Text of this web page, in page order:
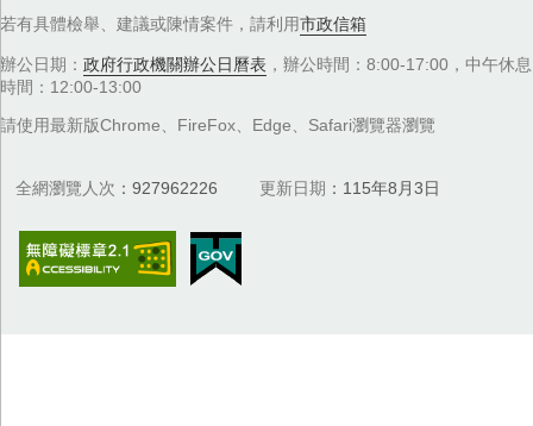
若有具體檢舉、建議或陳情案件，請利用市政信箱
辦公日期： 政府行政機關辦公日曆表 ，辦公時間：8:00-17:00，中午休息
時間：12:00-13:00
請使用最新版Chrome、FireFox、Edge、Safari瀏覽器瀏覽
全網瀏覽人次 927962226 更新日期 115年8月3日